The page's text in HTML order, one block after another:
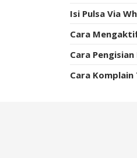
Isi Pulsa Via
Cara
Cara
Cara Komplain